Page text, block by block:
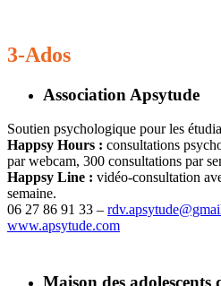
3-Ados
Association Apsytude
Soutien psychologique pour les
Happsy Hours : consultations
par webcam, 300 consultations par
Happsy Line : vidéo-consultation
semaine.
06 27 86 91 33 –
www.apsytude.com
Maison des adolescents